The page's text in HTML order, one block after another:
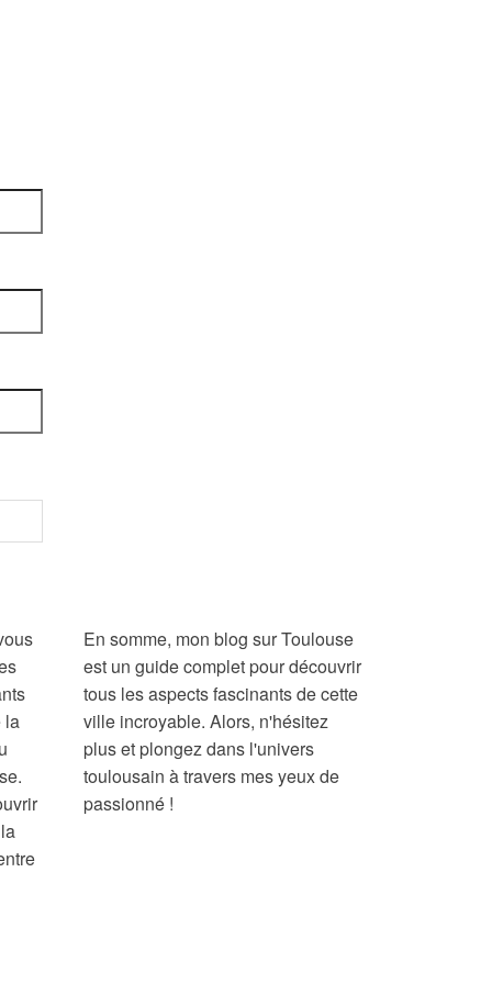
la
En somme, mon blog sur Toulouse
est un guide complet pour découvrir
tous les aspects fascinants de cette
ville incroyable. Alors, n'hésitez
plus et plongez dans l'univers
toulousain à travers mes yeux de
passionné !